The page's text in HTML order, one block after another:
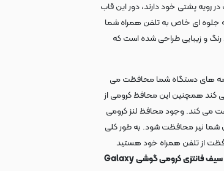
رویه پشتی خود دارند، دور این قاب
جلوه ای خاص به تلفن همراه شما
و زیبایی طراحی شده است که
های دستگاه شما محافظت می
کند همچنین این محافظ کرومی از
می کند. وجود محافظ لنز کرومی
شما نیر محافظت شود. به طور کلی
از تلفن همراه خود هستید
سیف فانتزی کرومی گوشیGalaxy